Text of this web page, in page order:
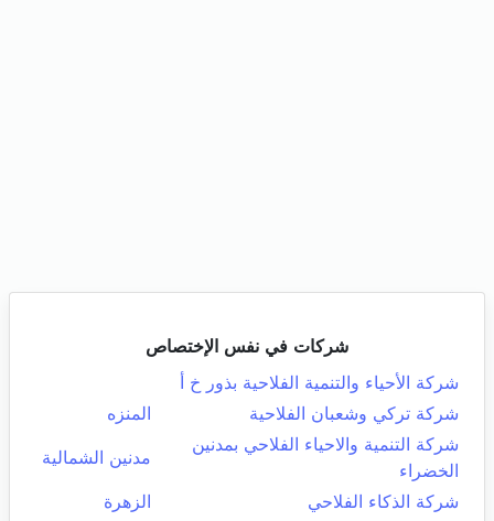
شركات في نفس الإختصاص
شركة الأحياء والتنمية الفلاحية بذور خ أ
شركة تركي وشعبان الفلاحية
المنزه
شركة التنمية والاحياء الفلاحي بمدنين
الخضراء
مدنين الشمالية
شركة الذكاء الفلاحي الزهرة